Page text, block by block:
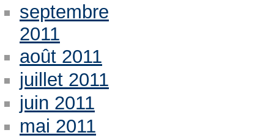
septembre
2011
août 2011
juillet 2011
juin 2011
mai 2011